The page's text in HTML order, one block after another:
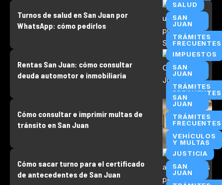
SALUD
SAN
JUAN
TRÁMITES
FRECUENTES
Turnos de salud en San Juan por
WhatsApp: cómo pedirlos
IMPUESTOS
SAN
JUAN
TRÁMITES
FRECUENTES
Rentas San Juan: cómo consultar
deuda automotor e inmobiliaria
SAN
JUAN
TRÁMITES
FRECUENTES
VEHÍCULOS
Y MULTAS
Cómo consultar e imprimir multas de
tránsito en San Juan
JUSTICIA
SAN
JUAN
Cómo sacar turno para el certificado
de antecedentes de San Juan